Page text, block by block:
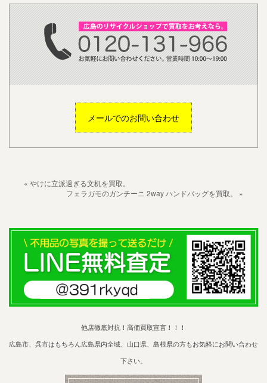
メールでのお問い合わせ
« やけに立派過ぎる文机を買取。
フェラガモのガンチーニ 2way ハンドバッグを買取。 »
他店徹底対抗！高価買取宣言！！！
広島市、呉市はもちろん広島県内全域、山口県、島根県の方もお気軽にお問い合わせ
下さい。